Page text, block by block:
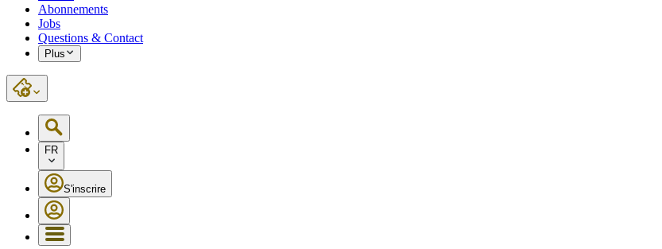
Abonnements
Jobs
Questions & Contact
Plus
FR
S'inscrire